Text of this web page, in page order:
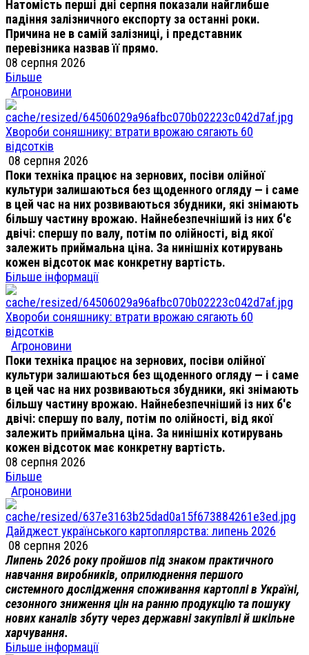
Натомість перші дні серпня показали найглибше
падіння залізничного експорту за останні роки.
Причина не в самій залізниці, і представник
перевізника назвав її прямо.
08 серпня 2026
Більше
Агроновини
Хвороби соняшнику: втрати врожаю сягають 60
відсотків
08 серпня 2026
Поки техніка працює на зернових, посіви олійної
культури залишаються без щоденного огляду — і саме
в цей час на них розвиваються збудники, які знімають
більшу частину врожаю. Найнебезпечніший із них б'є
двічі: спершу по валу, потім по олійності, від якої
залежить приймальна ціна. За нинішніх котирувань
кожен відсоток має конкретну вартість.
Більше інформації
Хвороби соняшнику: втрати врожаю сягають 60
відсотків
Агроновини
Поки техніка працює на зернових, посіви олійної
культури залишаються без щоденного огляду — і саме
в цей час на них розвиваються збудники, які знімають
більшу частину врожаю. Найнебезпечніший із них б'є
двічі: спершу по валу, потім по олійності, від якої
залежить приймальна ціна. За нинішніх котирувань
кожен відсоток має конкретну вартість.
08 серпня 2026
Більше
Агроновини
Дайджест українського картоплярства: липень 2026
08 серпня 2026
Липень 2026 року пройшов під знаком практичного
навчання виробників, оприлюднення першого
системного дослідження споживання картоплі в Україні,
сезонного зниження цін на ранню продукцію та пошуку
нових каналів збуту через державні закупівлі й шкільне
харчування.
Більше інформації